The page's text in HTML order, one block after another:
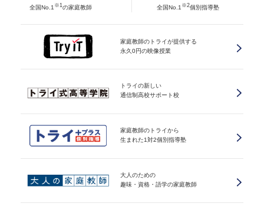
全国No.1 ※1 の家庭教師
全国No.1 ※2個別指導塾
家庭教師のトライが提供する
永久0円の映像授業
トライの新しい
通信制高校サポート校
家庭教師のトライから
生まれた1対2個別指導塾
大人のための
趣味・資格・語学の家庭教師